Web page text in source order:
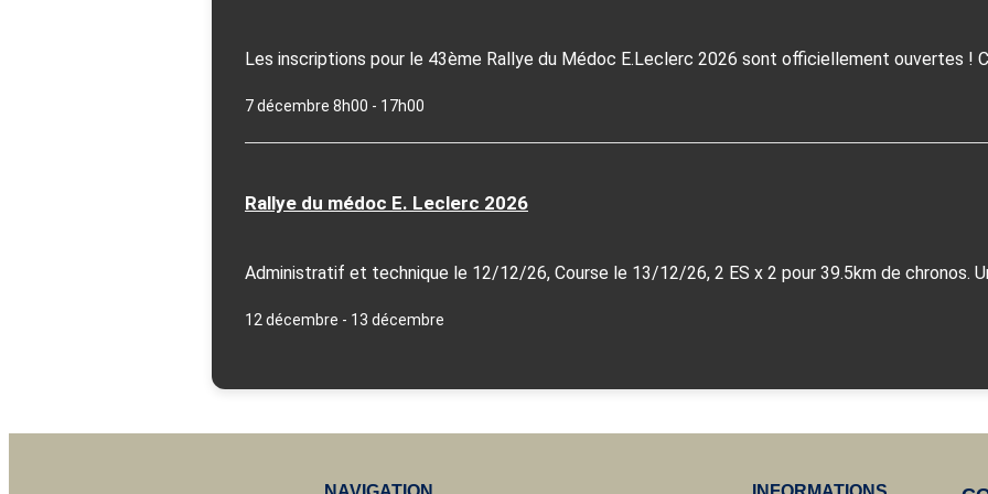
Les inscriptions pour le 43ème Rallye du Médoc E.Leclerc 2026 sont officiellement ouvertes !
7 décembre 8h00 - 17h00
Rallye du médoc E. Leclerc 2026
Administratif et technique le 12/12/26, Course le 13/12/26, 2 ES x 2 pour 39.5km de chronos.
12 décembre - 13 décembre